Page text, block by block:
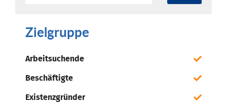
Zielgruppe
Arbeitsuchende
Beschäftigte
Existenzgründer